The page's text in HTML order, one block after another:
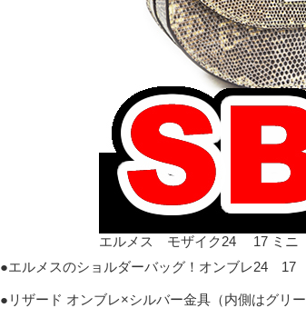
エルメス モザイク24 17 ミニ
●エルメスのショルダーバッグ！オンブレ24 17
●リザード オンブレ×シルバー金具（内側はグリー